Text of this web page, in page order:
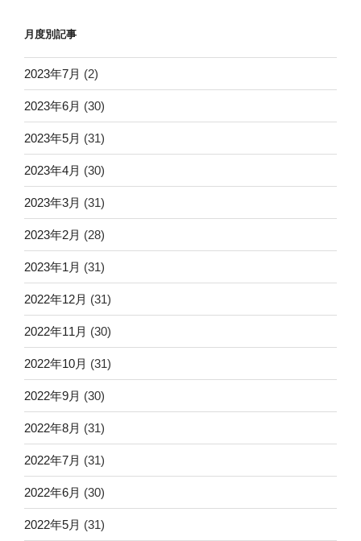
月度別記事
2023年7月 (2)
2023年6月 (30)
2023年5月 (31)
2023年4月 (30)
2023年3月 (31)
2023年2月 (28)
2023年1月 (31)
2022年12月 (31)
2022年11月 (30)
2022年10月 (31)
2022年9月 (30)
2022年8月 (31)
2022年7月 (31)
2022年6月 (30)
2022年5月 (31)